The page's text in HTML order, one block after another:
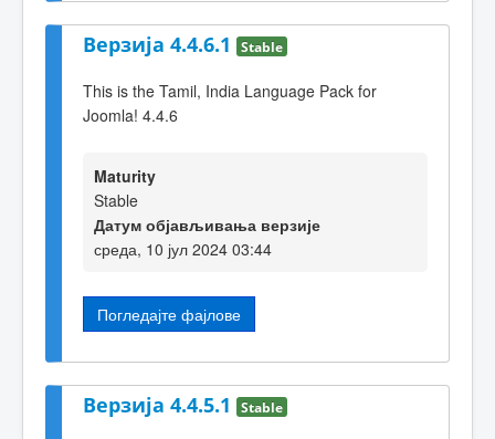
Верзија 4.4.6.1 Stable
This is the Tamil, India Language Pack for
Joomla! 4.4.6
Maturity
Stable
Датум објављивања верзије
среда, 10 јул 2024 03:44
Погледајте фајлове
Верзија 4.4.5.1 Stable